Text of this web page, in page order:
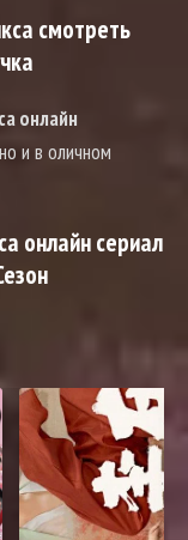
смотреть
онлайн
и в оличном
онлайн сериал